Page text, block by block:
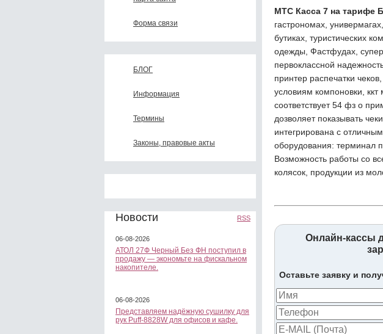
Форма связи
БЛОГ
Информация
Термины
Законы, правовые акты
Новости RSS
06-08-2026
АТОЛ 27Ф Черный Без ФН поступил в
продажу — экономьте на фискальном
накопителе.
06-08-2026
Представляем надёжную сушилку для
рук Puff-8828W для офисов и кафе.
МТС Касса 7 на тарифе
гастрономах,
бутиках, туристических
одежды, Фастфудах,
первоклассной
принтер распечатки
условиям компоновки,
соответствует 54 фз о
дозволяет показывать
интегрирована с
оборудования: терминал
Возможность работы со
колясок, продукции из
Онлайн-кассы
Оставьте заявку и